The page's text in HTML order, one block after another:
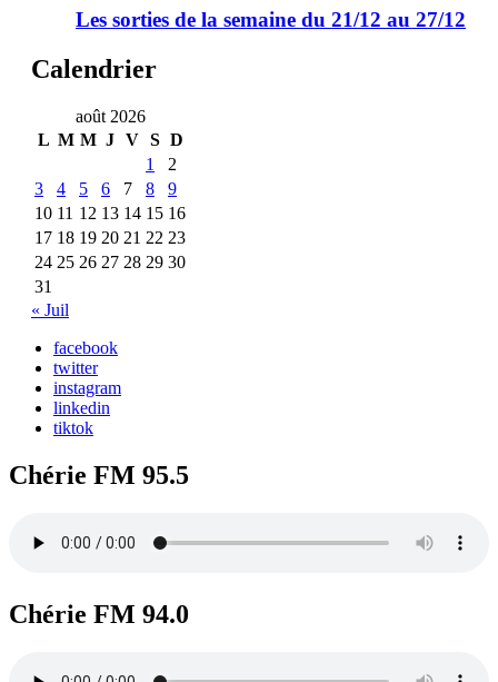
Les sorties de la semaine du 21/12 au 27/12
Calendrier
août 2026
L M M J V S D
1
2
3
4 5 6 7 8
9
10 11 12 13 14 15 16
17 18 19 20 21 22 23
24 25 26 27 28 29 30
31
« Juil
facebook
twitter
instagram
linkedin
tiktok
Chérie FM 95.5
Chérie FM 94.0